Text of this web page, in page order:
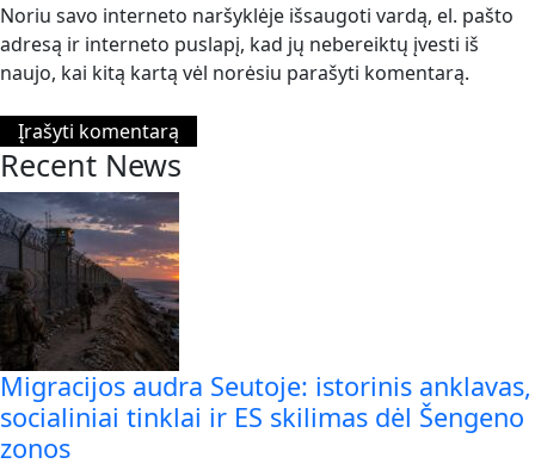
Noriu savo interneto naršyklėje išsaugoti vardą, el. pašto
adresą ir interneto puslapį, kad jų nebereiktų įvesti iš
naujo, kai kitą kartą vėl norėsiu parašyti komentarą.
Recent News
Migracijos audra Seutoje: istorinis anklavas,
socialiniai tinklai ir ES skilimas dėl Šengeno
zonos